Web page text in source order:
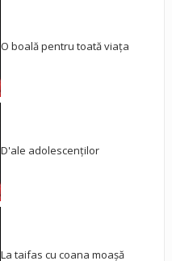
O boală pentru toată viața
D'ale adolescenților
La taifas cu coana moașă